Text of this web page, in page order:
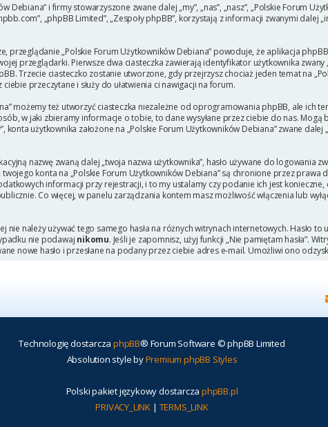
i firmy stowarzyszone zwane dalej „my”, „nas”, „nasz”, „Polskie Forum
„phpBB Limited”, „Zespoły phpBB”, korzystają z informacji zwanymi
„Polskie Forum Użytkowników Debiana” powoduje, że aplikacja
przeglądarki. Pierwsze dwa ciasteczka zawierają identyfikator użytkownika
Trzecie ciasteczko zostanie utworzone, gdy przejrzysz chociaż jeden temat na
przeczytane i służy do ułatwienia ci nawigacji na forum.
możemy też utworzyć ciasteczka niezależne od oprogramowania phpBB, ale ich
w jaki zbieramy informacje o tobie, to dane wysyłane przez ciebie do nas. Mogą
użytkownika założone na „Polskie Forum Użytkowników Debiana” zwane
nazwę zwaną dalej „twoja nazwa użytkownika”, hasło używane do logowania
konta na „Polskie Forum Użytkowników Debiana” są chronione przez
informacji przy rejestracji, i to my ustalamy czy podanie ich jest
Co więcej, w panelu zarządzania kontem masz możliwość włączenia lub
nie należy używać tego samego hasła na różnych witrynach internetowych. Hasło
nie podawaj nikomu. Jeśli je zapomnisz, użyj funkcji „Nie pamiętam hasła”.
nowe hasło i przesłane na podany przez ciebie adres e-mail. Umożliwi ono
Technologię dostarcza phpBB® Forum Software © phpBB Limited
Absolution style byPremium phpBB Styles
Polski pakiet językowy dostarcza phpBB.pl
PRIVACY_LINK | TERMS_LINK